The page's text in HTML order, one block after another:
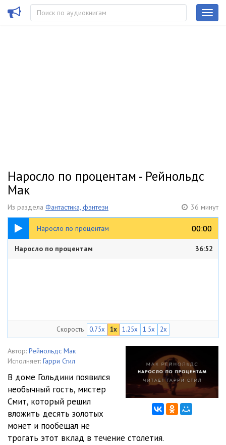
Наросло по процентам - Рейнольдс
Мак
Из раздела Фантастика, фэнтези 36 минут
Наросло по процентам 00:00
00:00
36:52
Наросло по процентам 36:52
Скорость 0.75x 1x 1.25x 1.5x 2x
Автор: Рейнольдс Мак
Исполняет: Гарри Стил
В доме Гольдини появился
необычный гость, мистер
Смит, который решил
вложить десять золотых
монет и пообещал не
трогать этот вклад в течение столетия.